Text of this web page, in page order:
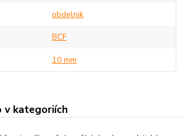
obdelnik
BCF
10 mm
v kategoriích